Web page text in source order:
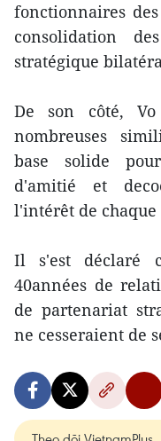
fonctionnaires
consolidation
stratégique
De son côté,
nombreuses
base solide
d'amitié et
l'intérêt de chaque
Il s'est déclaré
40années de
de partenariat
ne cesseraient de